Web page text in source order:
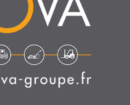
SUIVEZ-NOUS